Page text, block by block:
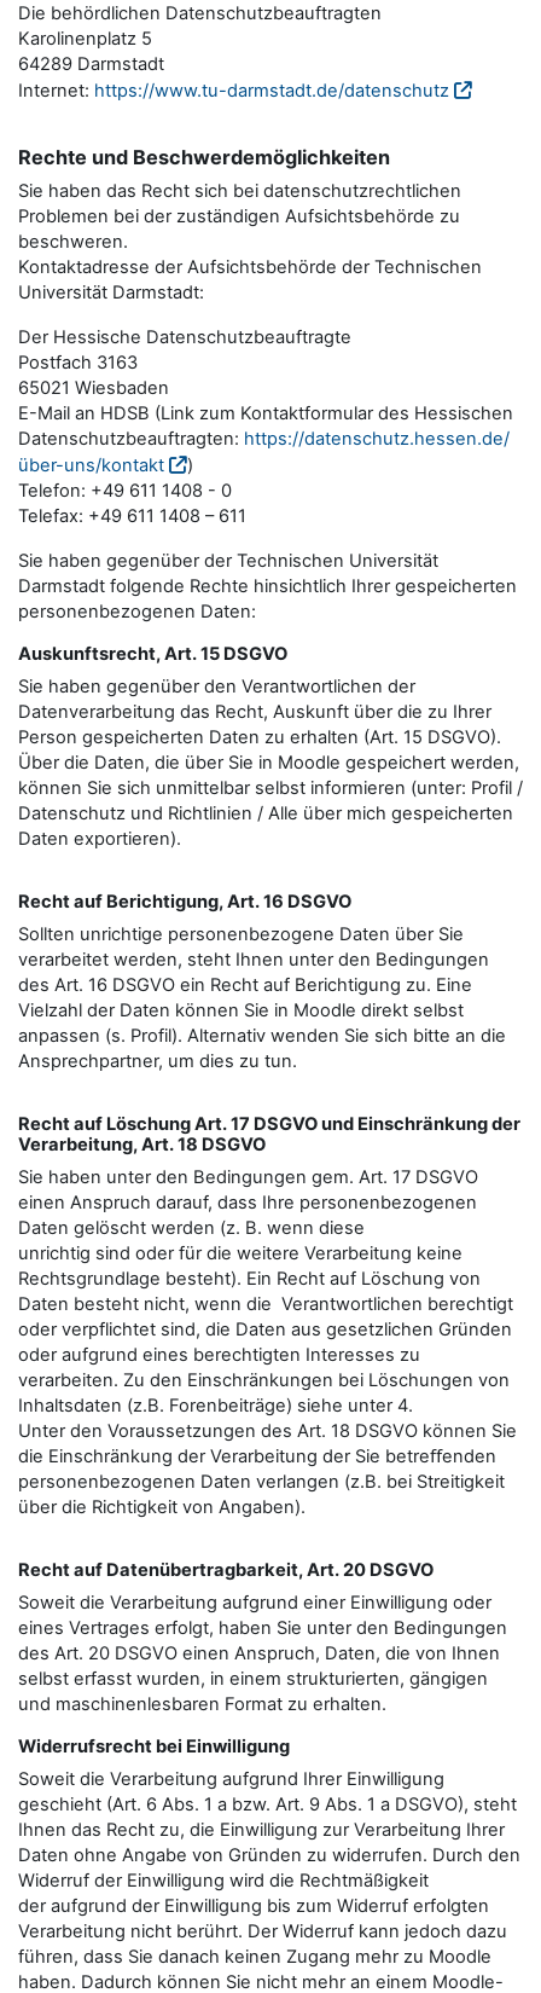
Die behördlichen Datenschutzbeauftragten
Karolinenplatz 5
64289 Darmstadt
Internet: https://www.tu-darmstadt.de/datenschutz
Rechte und Beschwerdemöglichkeiten
Sie haben das Recht sich bei datenschutzrechtlichen
Problemen bei der zuständigen Aufsichtsbehörde zu
beschweren.
Kontaktadresse der Aufsichtsbehörde der Technischen
Universität Darmstadt:
Der Hessische Datenschutzbeauftragte
Postfach 3163
65021 Wiesbaden
E-Mail an HDSB (Link zum Kontaktformular des Hessischen
Datenschutzbeauftragten: https://datenschutz.hessen.de/
über-uns/kontakt
)
Telefon: +49 611 1408 - 0
Telefax: +49 611 1408 – 611
Sie haben gegenüber der Technischen Universität
Darmstadt folgende Rechte hinsichtlich Ihrer gespeicherten
personenbezogenen Daten:
Auskunftsrecht, Art. 15 DSGVO
Sie haben gegenüber den Verantwortlichen der
Datenverarbeitung das Recht, Auskunft über die zu Ihrer
Person gespeicherten Daten zu erhalten (Art. 15 DSGVO).
Über die Daten, die über Sie in Moodle gespeichert werden,
können Sie sich unmittelbar selbst informieren (unter: Profil /
Datenschutz und Richtlinien / Alle über mich gespeicherten
Daten exportieren).
Recht auf Berichtigung, Art. 16 DSGVO
Sollten unrichtige personenbezogene Daten über Sie
verarbeitet werden, steht Ihnen unter den Bedingungen
des Art. 16 DSGVO ein Recht auf Berichtigung zu. Eine
Vielzahl der Daten können Sie in Moodle direkt selbst
anpassen (s. Profil). Alternativ wenden Sie sich bitte an die
Ansprechpartner, um dies zu tun.
Recht auf Löschung Art. 17 DSGVO und Einschränkung der
Verarbeitung, Art. 18 DSGVO
Sie haben unter den Bedingungen gem. Art. 17 DSGVO
einen Anspruch darauf, dass Ihre personenbezogenen
Daten gelöscht werden (z. B. wenn diese
unrichtig sind oder für die weitere Verarbeitung keine
Rechtsgrundlage besteht). Ein Recht auf Löschung von
Daten besteht nicht, wenn die Verantwortlichen berechtigt
oder verpflichtet sind, die Daten aus gesetzlichen Gründen
oder aufgrund eines berechtigten Interesses zu
verarbeiten. Zu den Einschränkungen bei Löschungen von
Inhaltsdaten (z.B. Forenbeiträge) siehe unter 4.
Unter den Voraussetzungen des Art. 18 DSGVO können Sie
die Einschränkung der Verarbeitung der Sie betreﬀenden
personenbezogenen Daten verlangen (z.B. bei Streitigkeit
über die Richtigkeit von Angaben).
Recht auf Datenübertragbarkeit, Art. 20 DSGVO
Soweit die Verarbeitung aufgrund einer Einwilligung oder
eines Vertrages erfolgt, haben Sie unter den Bedingungen
des Art. 20 DSGVO einen Anspruch, Daten, die von Ihnen
selbst erfasst wurden, in einem strukturierten, gängigen
und maschinenlesbaren Format zu erhalten.
Widerrufsrecht bei Einwilligung
Soweit die Verarbeitung aufgrund Ihrer Einwilligung
geschieht (Art. 6 Abs. 1 a bzw. Art. 9 Abs. 1 a DSGVO), steht
Ihnen das Recht zu, die Einwilligung zur Verarbeitung Ihrer
Daten ohne Angabe von Gründen zu widerrufen. Durch den
Widerruf der Einwilligung wird die Rechtmäßigkeit
der aufgrund der Einwilligung bis zum Widerruf erfolgten
Verarbeitung nicht berührt. Der Widerruf kann jedoch dazu
führen, dass Sie danach keinen Zugang mehr zu Moodle
haben. Dadurch können Sie nicht mehr an einem Moodle-